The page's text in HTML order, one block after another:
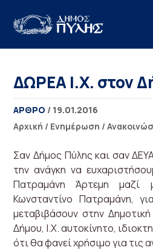
ΔΩΡΕΑ Ι.Χ. στον
ΑΡΘΡΟ / 19.01.2016
Αρχική / Ενημέρωση /
Σαν Δήμος Πύλης και σαν
την ανάγκη να
Πατραμάνη Άρτεμη
Κωνσταντίνο Πατραμάνη,
μεταβιβάσουν στην
Δήμου, Ι.Χ. αυτοκίνητο,
ότι θα φανεί χρήσιμο για τις